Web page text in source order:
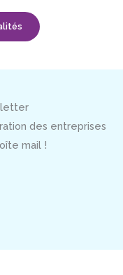
des entreprises
mail !